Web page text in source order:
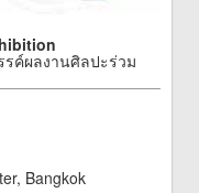
รค์ผลงานศิลปะร่วม
Bangkok